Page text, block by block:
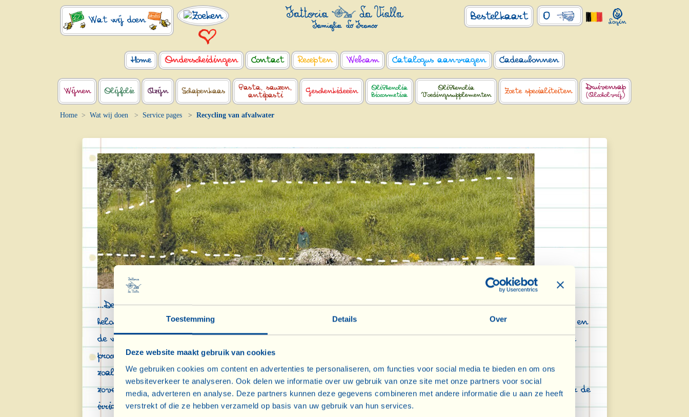
Toestemming Details Over
Deze website maakt gebruik van cookies
We gebruiken cookies om content en advertenties te personaliseren, om functies voor social media te bieden en om ons
websiteverkeer te analyseren. Ook delen we informatie over uw gebruik van onze site met onze partners voor social
media, adverteren en analyse. Deze partners kunnen deze gegevens combineren met andere informatie die u aan ze heeft
verstrekt of die ze hebben verzameld op basis van uw gebruik van hun services.
Wat wij doen 0
Bestelkaart
Home Onderscheidingen Contact Recepten Webcam Catalogus aanvragen Cadeaubonnen
Wijnen Olijfolie Azijn Schapenkaas
Pasta, sauzen,
antipasti
Geschenkideeën
OliPhenolia
Biocosmetica
OliPhenolia
Voedingssupplementen
Zoete specialiteiten Druivensap
(Alcoholvrij)
Home Wat wij doen Service pages Recycling van afvalwater
…De vreemde, in volle bloei staande vegetatie op de foto is het zichtbare (en levende) gedeelte van het
helofytenfilter van landhuis La Vialla. Hier vloeit het rioolwater van huishoudelijk gebruik, de kaasmakerij en
de werkplaatsen van de Fattoria samen. De natuurlijke zuivering vindt plaats als gevolg van bijzondere
processen die op gang gebracht worden door micro-organismen, spontane flora en bepaalde soorten planten
zoals het moerasriet (Agmites australis), de grote lisdodde (Typha latifolia) en de biezen (Juncus). Een
zoveelste klein-groot “wonder” van de natuur maakt het afvalwater schoon, dat zo gebruikt kan worden voor de
irrigatie.